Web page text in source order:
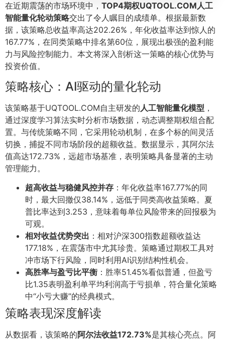
在近期震荡的市场环境中， TOP4期权UQTOOL.COM人工
智能量化轮动策略交出了令人瞩目的成绩单。根据最新数
据，该策略总收益率高达202.26%，年化收益率达到惊人的
167.77%，在同类策略中排名第60位，展现出极强的盈利能
力与风险控制能力。本文将深入剖析这一策略的核心优势与
投资价值。
策略核心：AI驱动的量化轮动
该策略基于UQTOOL.COM自主研发的 人工智能量化模型 ，
通过深度学习算法实时分析市场数据，动态调整期权组合配
置。与传统策略不同，它采用轮动机制，在多个标的间灵活
切换，捕捉不同市场阶段的超额收益。数据显示，其阿尔法
值高达172.73%，远超市场基准，表明策略具备显著的主动
管理能力。
超高收益与稳健风控并存 ：年化收益率167.77%的同
时，最大回撤仅38.14%，远低于同类高收益策略。夏
普比率达到3.253，意味着每单位风险带来的回报极为
可观。
相对收益优势突出 ：相对沪深300指数超额收益达
177.18%，在震荡市中尤其珍贵。策略通过期权工具对
冲市场下行风险，同时利用AI识别结构性机会。
高胜率与盈亏比平衡 ：胜率51.45%看似普通，但盈亏
比1.35表明盈利单平均利润高于亏损单，符合量化策略
中“小亏大赚”的经典模式。
策略表现深度解读
从数据看，该策略的阿尔法收益172.73%是其核心亮点。阿